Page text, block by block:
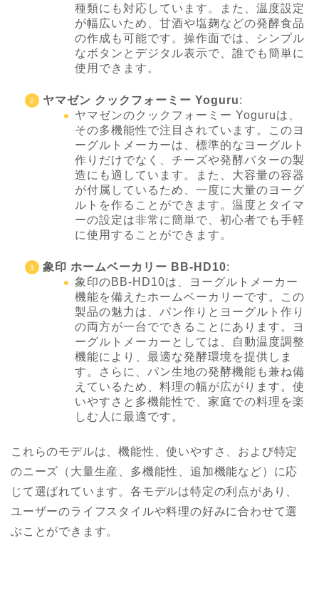
種類にも対応しています。また、温度設定
が幅広いため、甘酒や塩麹などの発酵食品
の作成も可能です。操作面では、シンプル
なボタンとデジタル表示で、誰でも簡単に
使用できます。
ヤマゼン クックフォーミー Yoguru:
ヤマゼンのクックフォーミー Yoguruは、
その多機能性で注目されています。このヨ
ーグルトメーカーは、標準的なヨーグルト
作りだけでなく、チーズや発酵バターの製
造にも適しています。また、大容量の容器
が付属しているため、一度に大量のヨーグ
ルトを作ることができます。温度とタイマ
ーの設定は非常に簡単で、初心者でも手軽
に使用することができます。
象印 ホームベーカリー BB-HD10:
象印のBB-HD10は、ヨーグルトメーカー
機能を備えたホームベーカリーです。この
製品の魅力は、パン作りとヨーグルト作り
の両方が一台でできることにあります。ヨ
ーグルトメーカーとしては、自動温度調整
機能により、最適な発酵環境を提供しま
す。さらに、パン生地の発酵機能も兼ね備
えているため、料理の幅が広がります。使
いやすさと多機能性で、家庭での料理を楽
しむ人に最適です。
これらのモデルは、機能性、使いやすさ、および特定
のニーズ（大量生産、多機能性、追加機能など）に応
じて選ばれています。各モデルは特定の利点があり、
ユーザーのライフスタイルや料理の好みに合わせて選
ぶことができます。